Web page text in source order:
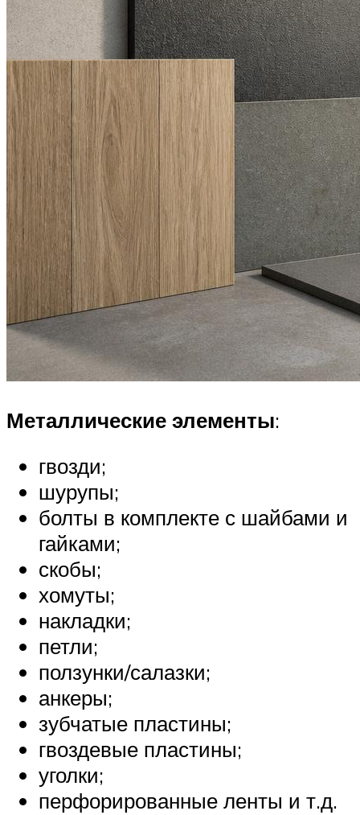
Металлические элементы:
гвозди;
шурупы;
болты в комплекте с шайбами и
гайками;
скобы;
хомуты;
накладки;
петли;
ползунки/салазки;
анкеры;
зубчатые пластины;
гвоздевые пластины;
уголки;
перфорированные ленты и т.д.